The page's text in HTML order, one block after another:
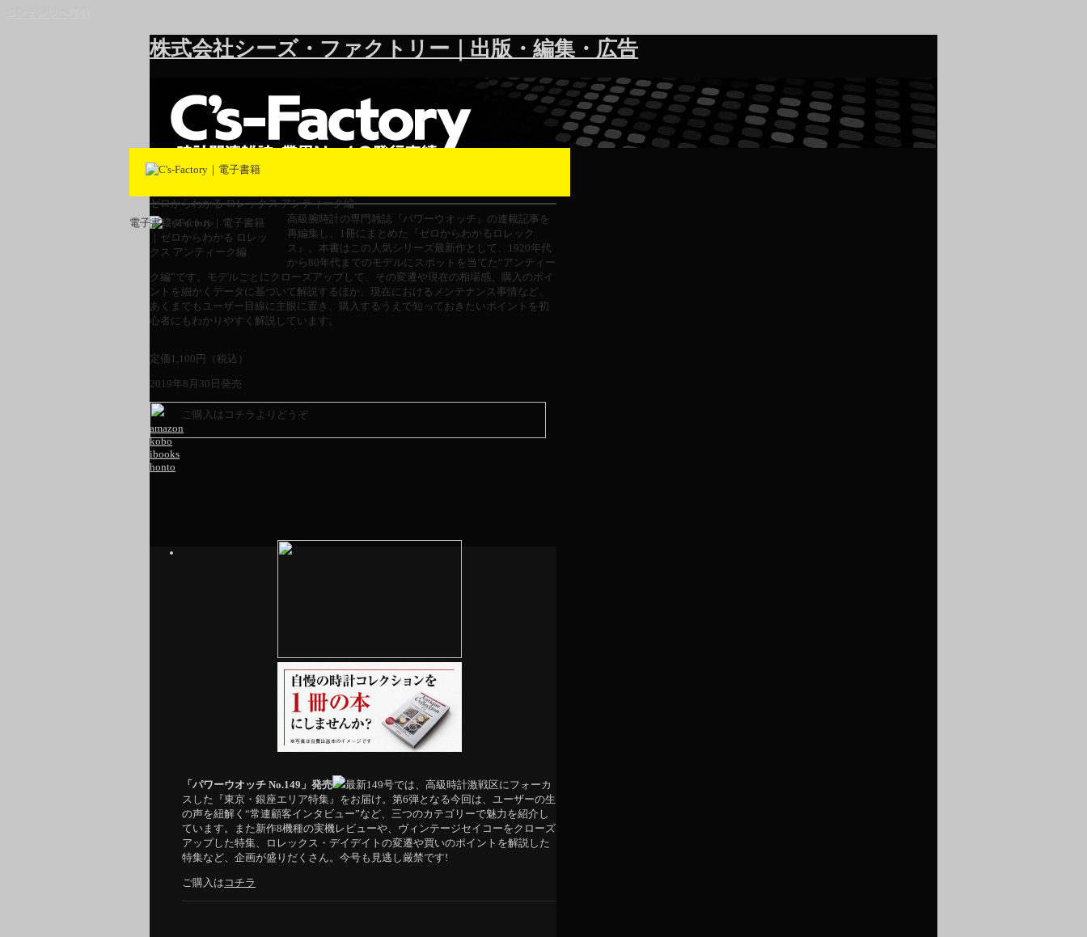
株式会社シーズ・ファクトリー｜出版・編集・広告
電子書籍タイトル
ゼロからわかる ロレックス アンティーク編
高級腕時計の専門雑誌『パワーウオッチ』の連載記事を
再編集し、1冊にまとめた『ゼロからわかるロレック
ス』。本書はこの人気シリーズ最新作として、1920年代
から80年代までのモデルにスポットを当てた“アンティー
ク編”です。モデルごとにクローズアップして、その変遷や現在の相場感、購入のポイ
ントを細かくデータに基づいて解説するほか、現在におけるメンテナンス事情など、
あくまでもユーザー目線に主眼に置き、購入するうえで知っておきたいポイントを初
心者にもわかりやすく解説しています。
定価 1,100 円（税込）
2019年8月30日発売
ご購入はコチラよりどうぞ
amazon
kobo
ibooks
honto
「パワーウオッチ No.149」発売
最新149号では、高級時計激戦区にフォーカ
スした『東京・銀座エリア特集』をお届け。第6弾となる今回は、ユーザーの生
の声を紐解く“常連顧客インタビュー”など、三つのカテゴリーで魅力を紹介し
ています。また新作8機種の実機レビューや、ヴィンテージセイコーをクローズ
アップした特集、ロレックス・デイデイトの変遷や買いのポイントを解説した
特集など、企画が盛りだくさん。今号も見逃し厳禁です!
ご購入は コチラ